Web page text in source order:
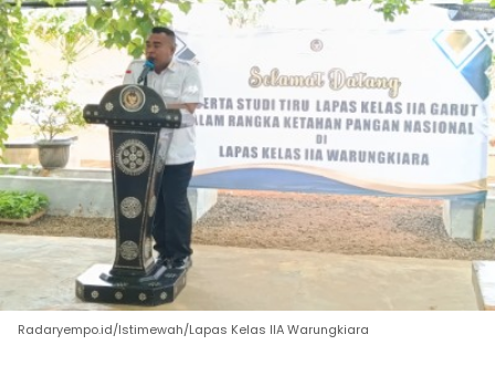
Radaryempo.id/Istimewah/Lapas Kelas IIA Warungkiara